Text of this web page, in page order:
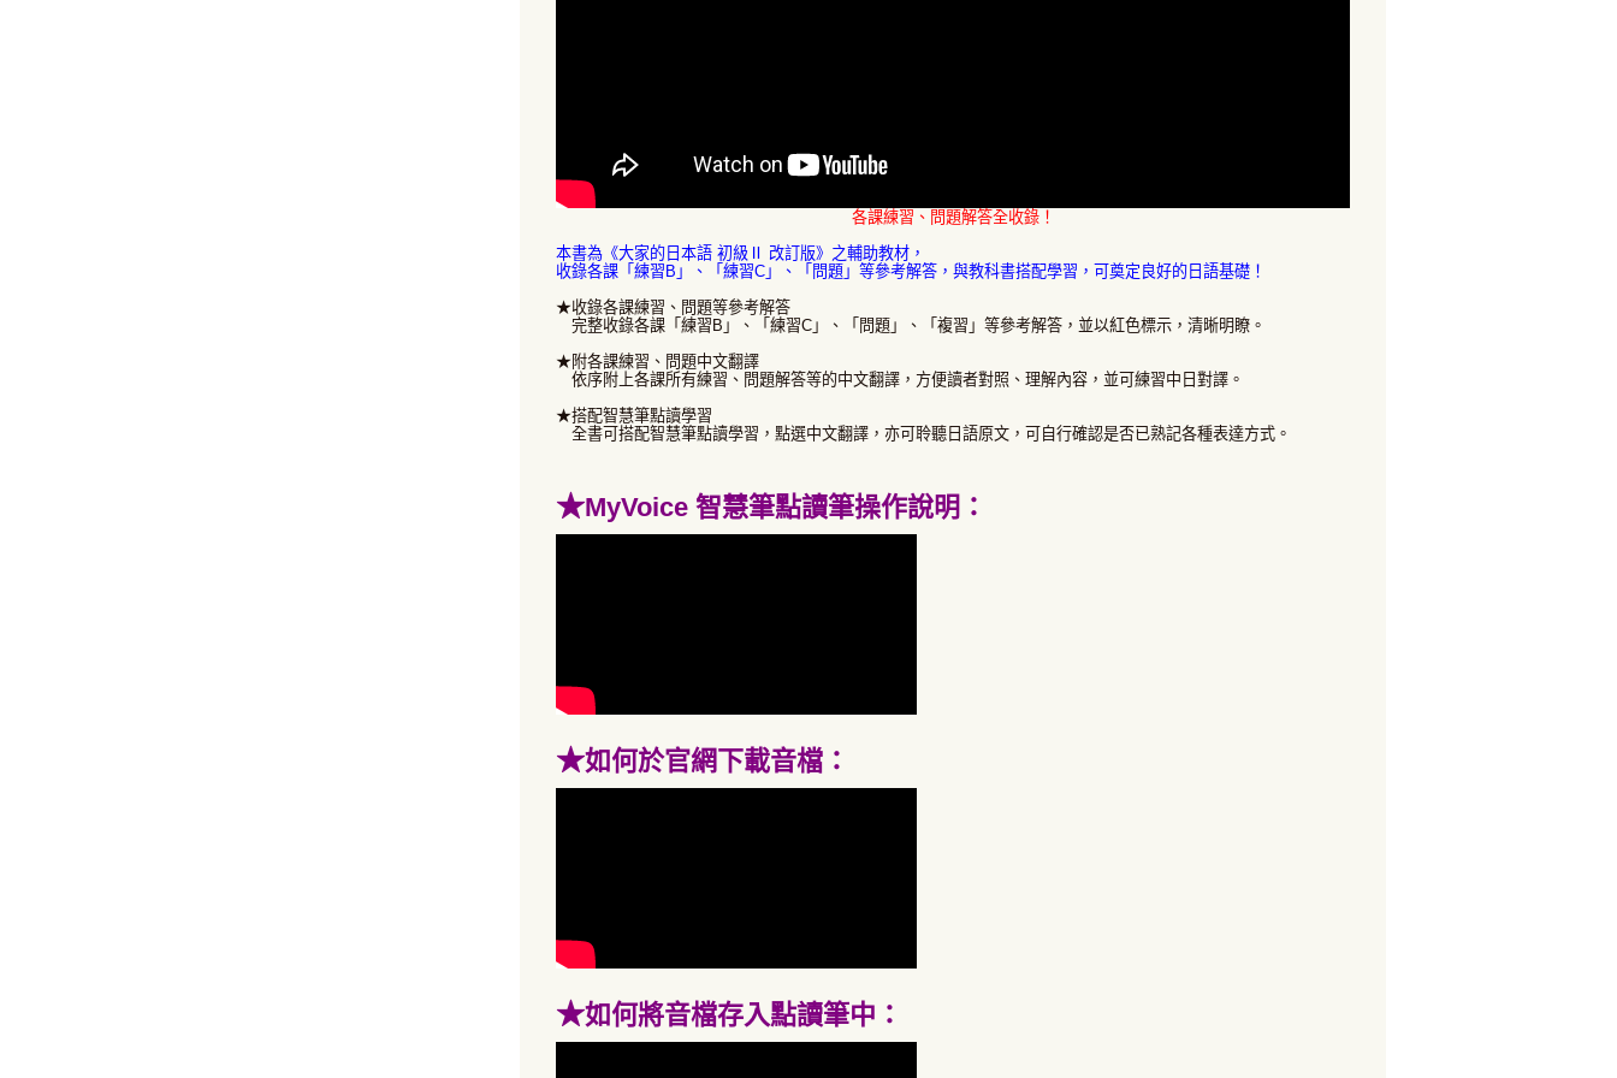
各課練習、問題解答全收錄！
本書為《大家的日本語 初級Ⅱ 改訂版》之輔助教材，
收錄各課「練習B」、「練習C」、「問題」等參考解答，與教科書搭配學習，可奠定良好的日語基礎！
★收錄各課練習、問題等參考解答
完整收錄各課「練習B」、「練習C」、「問題」、「複習」等參考解答，並以紅色標示，清晰明瞭。
★附各課練習、問題中文翻譯
依序附上各課所有練習、問題解答等的中文翻譯，方便讀者對照、理解內容，並可練習中日對譯。
★搭配智慧筆點讀學習
全書可搭配智慧筆點讀學習，點選中文翻譯，亦可聆聽日語原文，可自行確認是否已熟記各種表達方式。
★MyVoice 智慧筆點讀筆操作說明：
★如何於官網下載音檔：
★如何將音檔存入點讀筆中：